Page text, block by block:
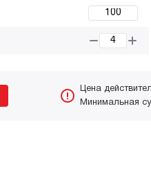
Цена
Минимальная